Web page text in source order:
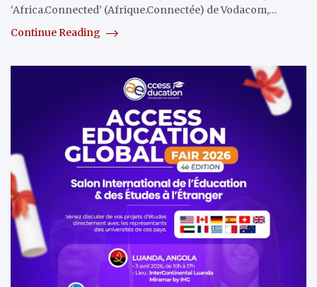
‘Africa.Connected’ (Afrique.Connectée) de Vodacom,…
Continue Reading